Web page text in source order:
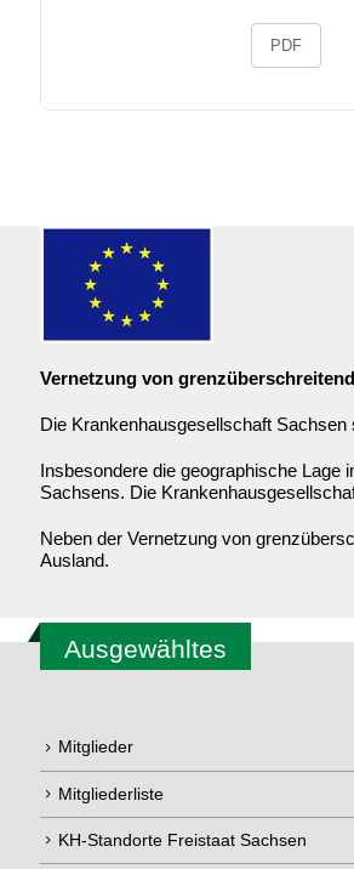
PDF
Vernetzung von
Die Krankenhausgesellschaft
Insbesondere die geographische Lage
Sachsens. Die
Neben der Vernetzung von
Ausland.
Ausgewähltes
Mitglieder
Mitgliederliste
KH-Standorte Freistaat Sachsen